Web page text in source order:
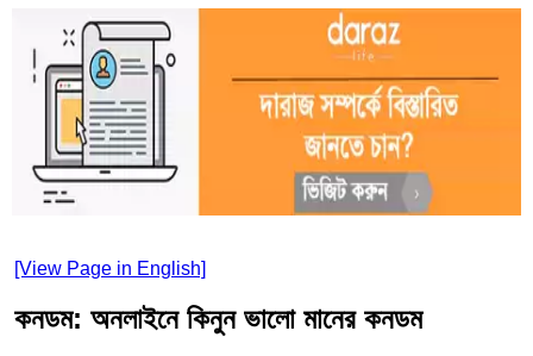
[View Page in English]
কনডম: অনলাইনে কিনুন ভালো মানের কনডম